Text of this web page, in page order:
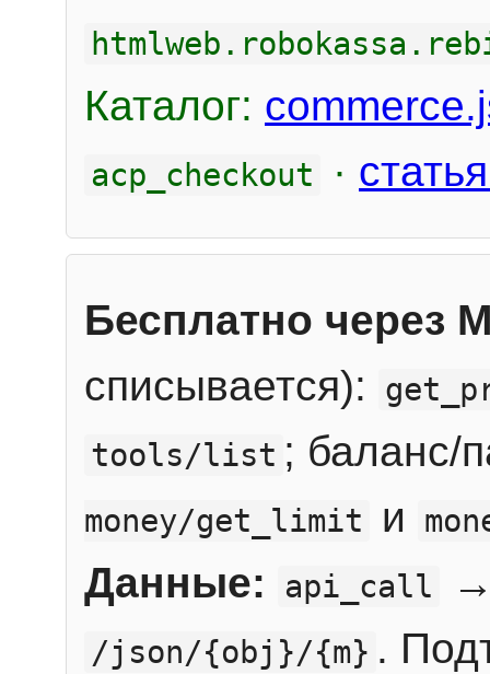
Каталог:
acp_checkout ·
Бесплатно через
списывается):
tools/list ; баланс/
money/get_limit и
Данные: api_call
/json/{obj}/{m} .